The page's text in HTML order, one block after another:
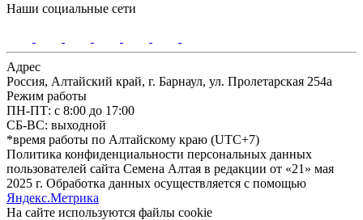
Наши социальные сети
Адрес
Россия, Алтайский край, г. Барнаул, ул. Пролетарская 254а
Режим работы
ПН-ПТ: с 8:00 до 17:00
СБ-ВС: выходной
*время работы по Алтайскому краю (UTC+7)
Политика конфиденциальности персональных данных
пользователей сайта Семена Алтая в редакции от «21» мая
2025 г. Обработка данных осуществляется с помощью
Яндекс.Метрика
На сайте используются файлы сookie